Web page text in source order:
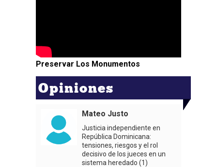
Preservar Los Monumentos
Opiniones
Mateo Justo
Justicia independiente en
República Dominicana:
tensiones, riesgos y el rol
decisivo de los jueces en un
sistema heredado (1)